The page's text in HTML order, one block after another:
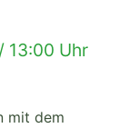
13:00 Uhr
mit dem